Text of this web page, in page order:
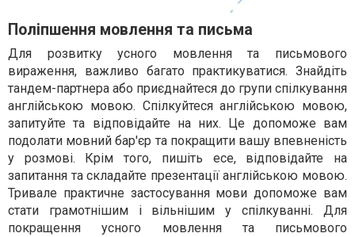
Поліпшення мовлення та письма
Для розвитку усного мовлення та письмового
вираження, важливо багато практикуватися. Знайдіть
тандем-партнера або приєднайтеся до групи спілкування
англійською мовою. Спілкуйтеся англійською мовою,
запитуйте та відповідайте на них. Це допоможе вам
подолати мовний бар'єр та покращити вашу впевненість
у розмові. Крім того, пишіть есе, відповідайте на
запитання та складайте презентації англійською мовою.
Тривале практичне застосування мови допоможе вам
стати грамотнішим і вільнішим у спілкуванні. Для
покращення усного мовлення та письмового